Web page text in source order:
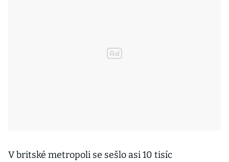
V britské metropoli se sešlo asi 10 tisíc